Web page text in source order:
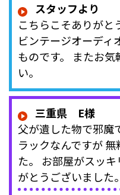
スタッフより
こちらこそありがと
ビンテージオーディ
ものです。 またお
い。
三重県 E様
父が遺した物で邪魔
ラックなんですが
た。 お部屋がスッ
がとうございました。